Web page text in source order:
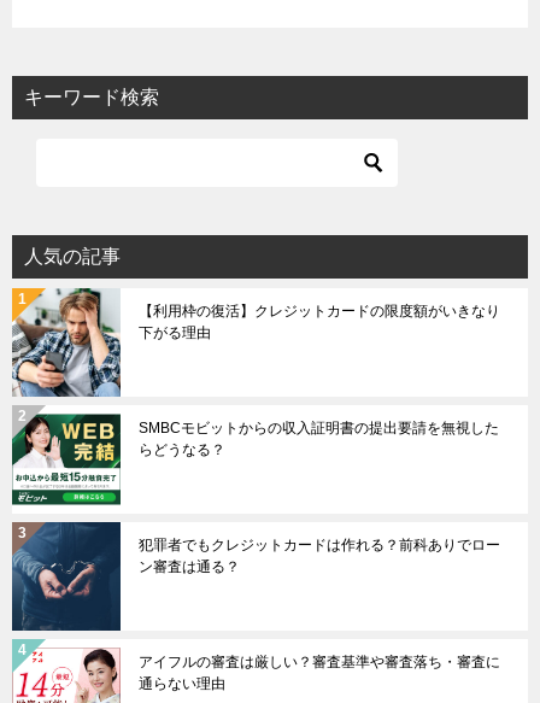
キーワード検索
人気の記事
【利用枠の復活】クレジットカードの限度額がいきなり
下がる理由
SMBCモビットからの収入証明書の提出要請を無視した
らどうなる？
犯罪者でもクレジットカードは作れる？前科ありでロー
ン審査は通る？
アイフルの審査は厳しい？審査基準や審査落ち・審査に
通らない理由